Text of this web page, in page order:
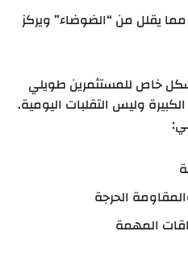
يقلل من “الضوضاء” ويركز
خاص للمستثمرين طويلي
وليس التقلبات اليومية.
الحرجة
المهمة